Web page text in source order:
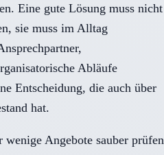
Eine gute Lösung muss nicht
sie muss im Alltag
Abläufe
Entscheidung, die auch über
hat.
wenige Angebote sauber prüfen